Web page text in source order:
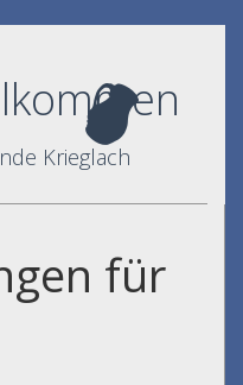
Krieglach
für